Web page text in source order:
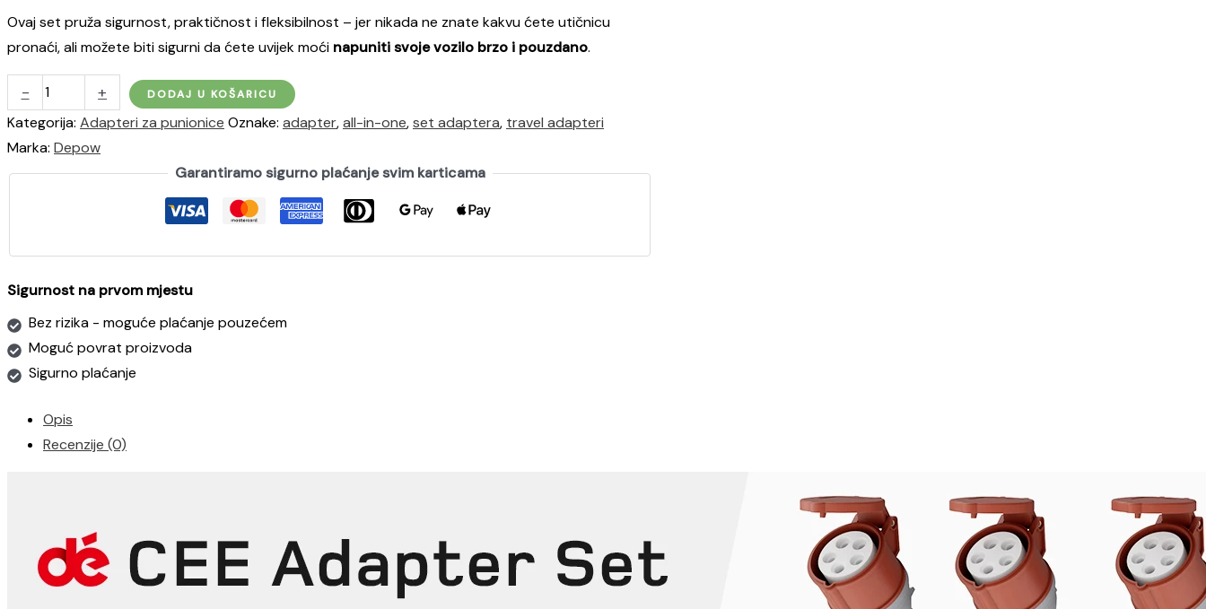
Ovaj set pruža sigurnost, praktičnost i fleksibilnost – jer nikada ne znate kakvu ćete utičnicu
pronaći, ali možete biti sigurni da ćete uvijek moći napuniti svoje vozilo brzo i pouzdano.
-
Set
punionice
do
količina
+ DODAJ U KOŠARICU
Kategorija: Adapteri za punionice Oznake: adapter,all-in-one,set adaptera, travel adapteri
Marka: Depow
Garantiramo sigurno plaćanje svim karticama
Sigurnost na prvom mjestu
Bez rizika - moguće plaćanje pouzećem
Moguć povrat proizvoda
Sigurno plaćanje
Opis
Recenzije (0)